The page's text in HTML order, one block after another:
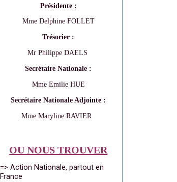
Présidente :
Mme Delphine FOLLET
Trésorier :
Mr Philippe DAELS
Secrétaire Nationale :
Mme Emilie HUE
Secrétaire Nationale Adjointe :
Mme Maryline RAVIER
OU NOUS TROUVER
=> Action Nationale, partout en
France